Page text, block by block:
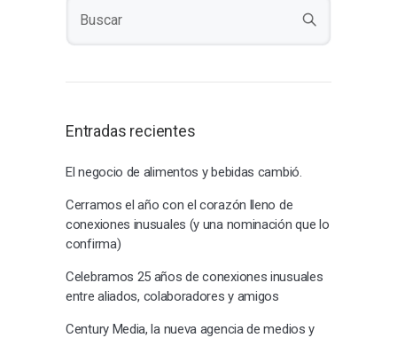
Entradas recientes
El negocio de alimentos y bebidas cambió.
Cerramos el año con el corazón lleno de
conexiones inusuales (y una nominación que lo
confirma)
Celebramos 25 años de conexiones inusuales
entre aliados, colaboradores y amigos
Century Media, la nueva agencia de medios y